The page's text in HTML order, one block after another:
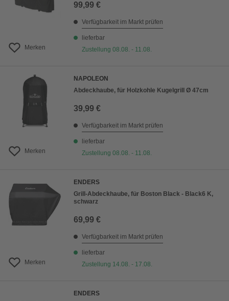
Merken
99,99 €
Verfügbarkeit im Markt prüfen
lieferbar
Zustellung 08.08. - 11.08.
Merken
NAPOLEON
Abdeckhaube, für Holzkohle Kugelgrill Ø 47cm
39,99 €
Verfügbarkeit im Markt prüfen
lieferbar
Zustellung 08.08. - 11.08.
Merken
ENDERS
Grill-Abdeckhaube, für Boston Black - Black6 K,
schwarz
69,99 €
Verfügbarkeit im Markt prüfen
lieferbar
Zustellung 14.08. - 17.08.
ENDERS